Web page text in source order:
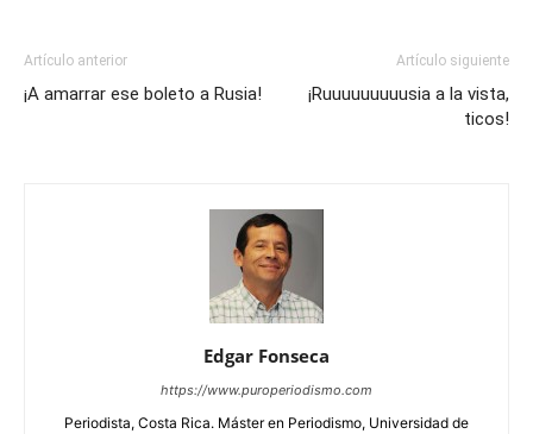
Artículo anterior
¡A amarrar ese boleto a Rusia!
Artículo siguiente
¡Ruuuuuuuuusia a la vista,
ticos!
Edgar Fonseca
https://www.puroperiodismo.com
Periodista, Costa Rica. Máster en Periodismo, Universidad de